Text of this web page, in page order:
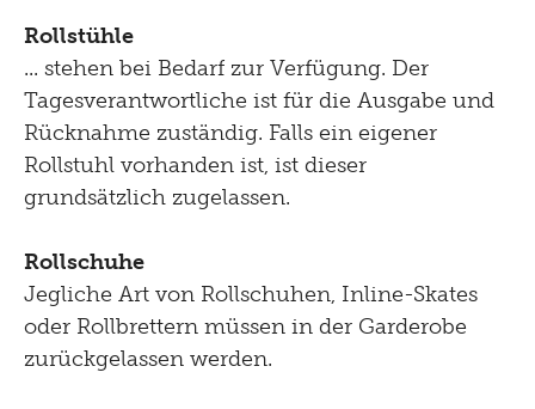
Rollstühle
... stehen bei Bedarf zur Verfügung. Der
Tagesverantwortliche ist für die Ausgabe und
Rücknahme zuständig. Falls ein eigener
Rollstuhl vorhanden ist, ist dieser
grundsätzlich zugelassen.
Rollschuhe
Jegliche Art von Rollschuhen, Inline-Skates
oder Rollbrettern müssen in der Garderobe
zurückgelassen werden.